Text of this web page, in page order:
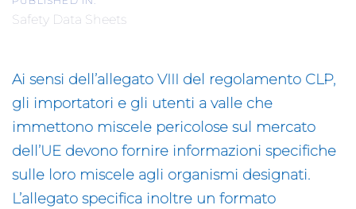
Safety Data Sheets
Ai sensi dell’allegato VIII del regolamento CLP,
gli importatori e gli utenti a valle che
immettono miscele pericolose sul mercato
dell’UE devono fornire informazioni specifiche
sulle loro miscele agli organismi designati.
L’allegato specifica inoltre un formato